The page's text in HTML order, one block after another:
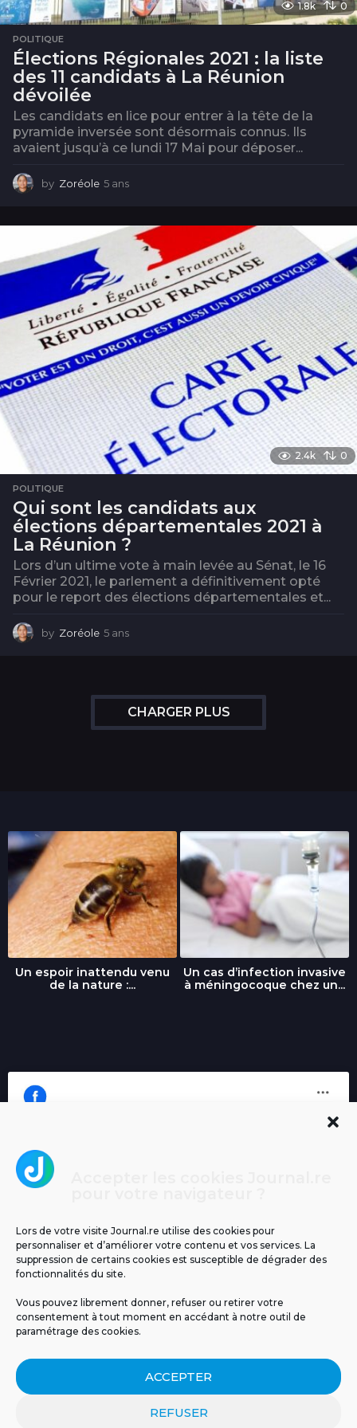
Lors de votre visite Journal.re utilise des cookies pour
personnaliser et d’améliorer votre contenu et vos services. La
suppression de certains cookies est susceptible de dégrader des
fonctionnalités du site.
Vous pouvez librement donner, refuser ou retirer votre
consentement à tout moment en accédant à notre outil de
paramétrage des cookies.
ACCEPTER
REFUSER
1.8k 0
POLITIQUE
Élections Régionales 2021 : la liste
des 11 candidats à La Réunion
dévoilée
Les candidats en lice pour entrer à la tête de la
pyramide inversée sont désormais connus. Ils
avaient jusqu’à ce lundi 17 Mai pour déposer...
by Zoréole 5 ans
s
2.4k 0
POLITIQUE
Qui sont les candidats aux
élections départementales 2021 à
La Réunion ?
Lors d’un ultime vote à main levée au Sénat, le 16
Février 2021, le parlement a définitivement opté
pour le report des élections départementales et...
by Zoréole 5 ans
CHARGER PLUS
Un espoir inattendu venu
de la nature :...
Un cas d’infection invasive
à méningocoque chez un...
MENTIONS LÉGALES PUBLICITÉ
BLOG
NOS ÉMISSIONS
POLITIQUE DE CONFIDENTIALITÉ
CONTACT